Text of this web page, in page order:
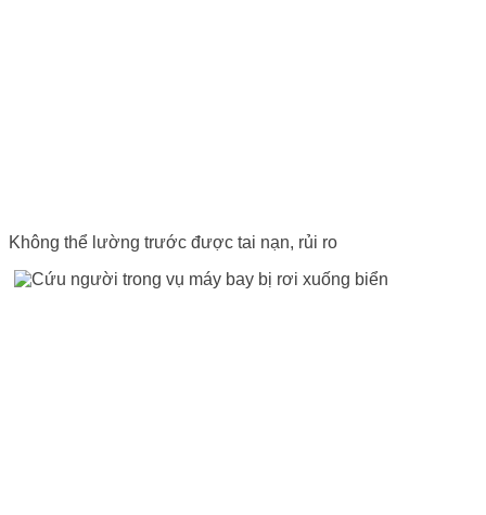
Không thể lường trước được tai nạn, rủi ro